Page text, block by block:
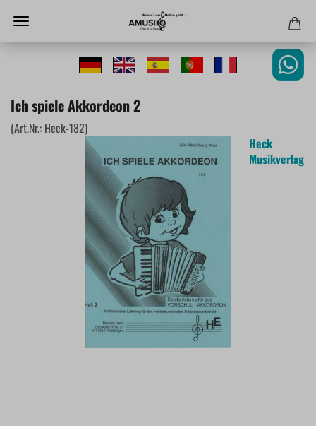
Ich spiele Akkordeon 2
(Art.Nr.: Heck-182)
Heck
Musikverlag